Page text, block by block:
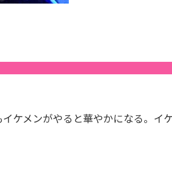
ケメンがやると華やかになる。イ